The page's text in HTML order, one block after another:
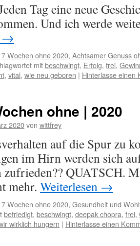
Tag eine neue
Und ich werde
→
7 Wochen ohne 2020, Achtsamer Genuss
mitbeschwingt, Erfolg, frei,
, vital, wie neu geboren | Hinterlasse einen
ohne | 2020
2020von wittfrey
auf die Spur zu
im Hirn werden sich
zufrieden?? QUATSCH.
mehr. Weiterlesen →
7 Wochen ohne 2020, Gesundheit und
befriedigt, beschwingt, deepak chopra, frei,
wirklich hungern | Hinterlasse einen